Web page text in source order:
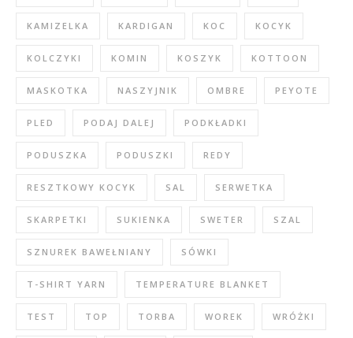
KAMIZELKA KARDIGAN KOC KOCYK
KOLCZYKI KOMIN KOSZYK KOTTOON
MASKOTKA NASZYJNIK OMBRE PEYOTE
PLED PODAJ DALEJ PODKŁADKI
PODUSZKA PODUSZKI REDY
RESZTKOWY KOCYK SAL SERWETKA
SKARPETKI SUKIENKA SWETER SZAL
SZNUREK BAWEŁNIANY SÓWKI
T-SHIRT YARN TEMPERATURE BLANKET
TEST TOP TORBA WOREK WRÓŻKI